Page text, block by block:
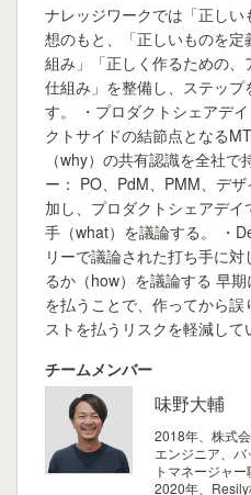
ナレッジワークでは「正し
想のもと、「正しいものを
組み」「正しく作るための
仕組み」を整備し、ステッ
す。 ・プロダクトシェアデ
クトサイドの結節点となる
（why）の共有認識を全社
ー： PO、PdM、PMM、デ
加し、プロダクトシェアデ
手（what）を議論する。 ・
リーで議論された打ち手に
るか（how）を議論する 早
を払うことで、作ってから
ストを払うリスクを軽減して
チームメンバー
味野大輔
2018年、株式
エンジニア、
トマネージャー
2020年、